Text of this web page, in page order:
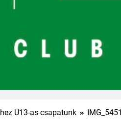
U13-as csapatunk